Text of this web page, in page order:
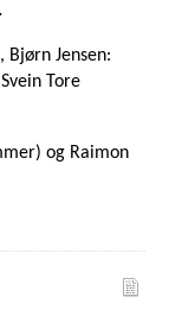
Bjørn Jensen:
Tore
og Raimon